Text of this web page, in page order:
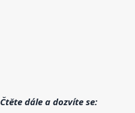
Čtěte dále a dozvíte se: